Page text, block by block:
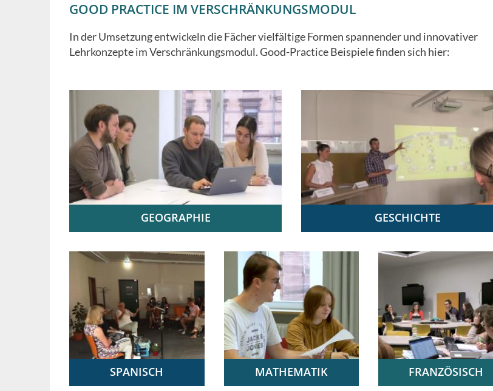
GOOD PRACTICE IM VERSCHRÄNKUNGSMODUL
In der Umsetzung entwickeln die Fächer vielfältige Formen spannender und innovativer
Lehrkonzepte im Verschränkungsmodul. Good-Practice Beispiele finden sich hier:
GEOGRAPHIE
Dr. Kathrin Foshag, Florian Kohler, Prof.
Dr. Alexander Siegmund
GESCHICHTE
„Labyrinth der Zeit“ in Niederbronn-les-
Bains | Prof. Dr. Cord Arendes, Prof. Dr.
Manfred Seidenfuß
SPANISCH MATHEMATIK FRANZÖSISCH